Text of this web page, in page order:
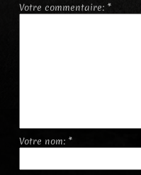
Votre commentaire: *
Votre nom: *